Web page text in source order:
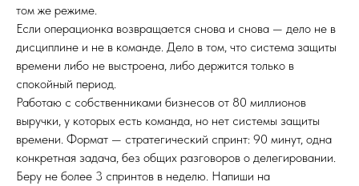
том же режиме.
Если операционка возвращается снова и снова — дело не в
дисциплине и не в команде. Дело в том, что система защиты
времени либо не выстроена, либо держится только в
спокойный период.
Работаю с собственниками бизнесов от 80 миллионов
выручки, у которых есть команда, но нет системы защиты
времени. Формат — стратегический спринт: 90 минут, одна
конкретная задача, без общих разговоров о делегировании.
Беру не более 3 спринтов в неделю. Напиши на